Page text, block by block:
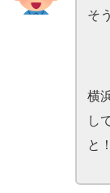
そ
横
し
と！